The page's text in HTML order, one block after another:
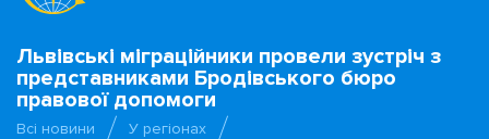
Львівські міграційники провели зустріч з
представниками Бродівського бюро
правової допомоги
Всі новини
У регіонах